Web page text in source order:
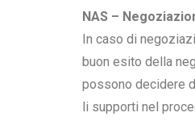
NAS –
In caso di
buon esito della
possono decidere
li supporti nel